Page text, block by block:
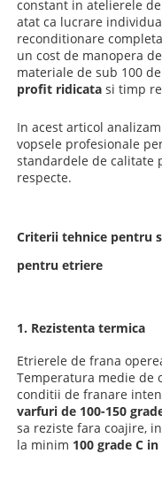
constant in atelierele
atat ca lucrare
reconditionare
un cost de manopera de
materiale de sub 100
profit ridicata si timp
In acest articol
vopsele profesionale
standardele de calitate
respecte.
Criterii tehnice pentru
pentru etriere
1. Rezistenta termica
Etrierele de frana
Temperatura medie de
conditii de franare
varfuri de 100-150
sa reziste fara coajire,
la minim 100 grade C